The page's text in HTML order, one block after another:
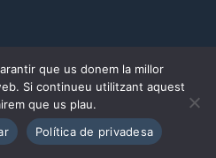
2026.
Avís legal
que us donem la millor
Si continueu utilitzant aquest
que us plau.
Política de privadesa